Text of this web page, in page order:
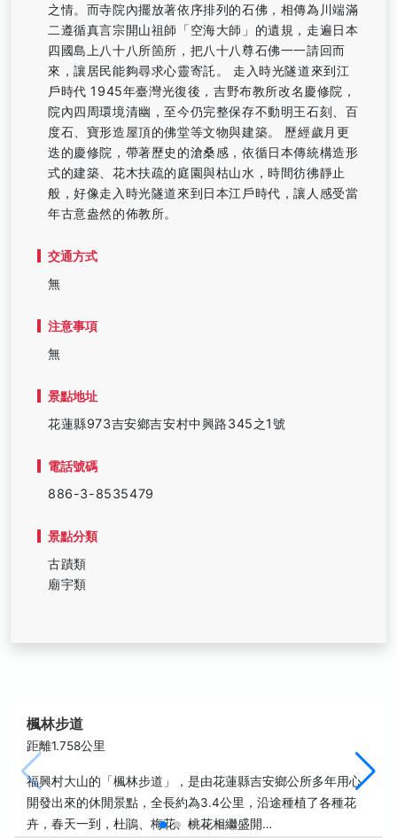
之情。而寺院內擺放著依序排列的石佛，相傳為川端滿
二遵循真言宗開山祖師「空海大師」的遺規，走遍日本
四國島上八十八所箇所，把八十八尊石佛一一請回而
來，讓居民能夠尋求心靈寄託。 走入時光隧道來到江
戶時代 1945年臺灣光復後，吉野布教所改名慶修院，
院內四周環境清幽，至今仍完整保存不動明王石刻、百
度石、寶形造屋頂的佛堂等文物與建築。 歷經歲月更
迭的慶修院，帶著歷史的滄桑感，依循日本傳統構造形
式的建築、花木扶疏的庭園與枯山水，時間彷彿靜止
般，好像走入時光隧道來到日本江戶時代，讓人感受當
年古意盎然的佈教所。
交通方式
無
注意事項
無
景點地址
花蓮縣973吉安鄉吉安村中興路345之1號
電話號碼
886-3-8535479
景點分類
古蹟類
廟宇類
楓林步道
距離1.758公里
福興村大山的「楓林步道」，是由花蓮縣吉安鄉公所多年用心
開發出來的休閒景點，全長約為3.4公里，沿途種植了各種花
卉，春天一到，杜鵑、梅花、桃花相繼盛開…